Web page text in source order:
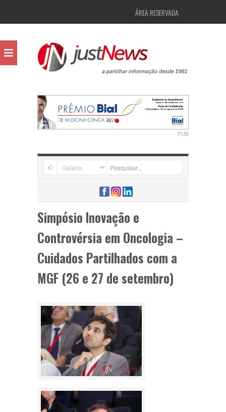
ÁREA RESERVADA
PUB
Simpósio Inovação e
Controvérsia em Oncologia –
Cuidados Partilhados com a
MGF (26 e 27 de setembro)